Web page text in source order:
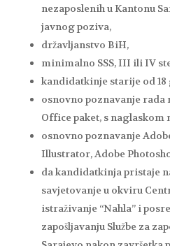
nezaposlenih u Kantonu
javnog poziva,
državljanstvo BiH,
minimalno SSS, III ili IV
kandidatkinje starije od 18
osnovno poznavanje
Office paket, s naglaskom
osnovno poznavanje
Illustrator, Adobe
da kandidatkinja pristaje
savjetovanje u okviru
istraživanje “Nahla” i
zapošljavanju Službe za